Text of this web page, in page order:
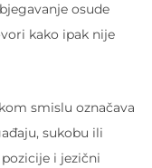
osude
kako ipak nije
smislu označava
sukobu ili
i jezični